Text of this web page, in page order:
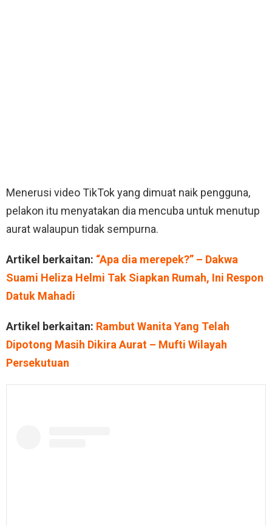
Menerusi video TikTok yang dimuat naik pengguna,
pelakon itu menyatakan dia mencuba untuk menutup
aurat walaupun tidak sempurna.
Artikel berkaitan: “Apa dia merepek?” – Dakwa
Suami Heliza Helmi Tak Siapkan Rumah, Ini Respon
Datuk Mahadi
Artikel berkaitan: Rambut Wanita Yang Telah
Dipotong Masih Dikira Aurat – Mufti Wilayah
Persekutuan